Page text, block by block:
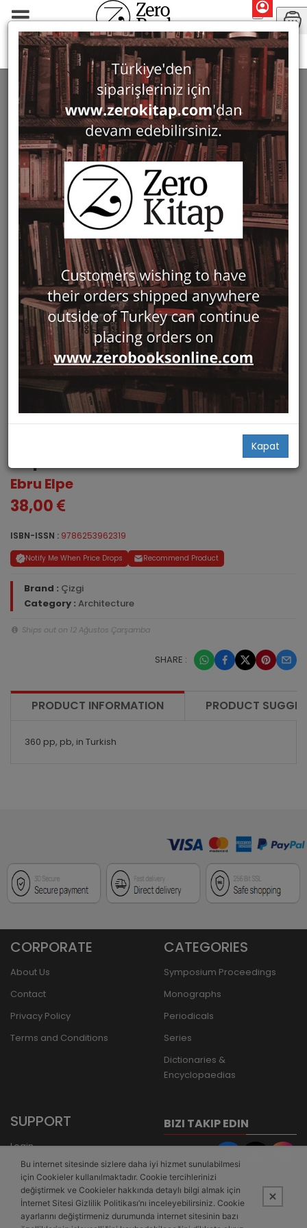
Kapat
Monographs Architecture
Ebru Elpe
38,00
ISBN-ISSN : 9786253962319
Notify Me When Price Drops Recommend Product
Brand : Çizgi
Category : Architecture
Ships out on 12 Ağustos Çarşamba
SHARE :
PRODUCT INFORMATION PRODUCT
360 pp, pb, in Turkish
CORPORATE
About Us
Contact
Privacy Policy
Terms and Conditions
CATEGORIES
Symposium Proceedings
Monographs
Periodicals
Series
Dictionaries &
Encyclopaedias
SUPPORT
Login
Register
Forgot Password
Bank Transfer
BIZI TAKIP EDIN
Bu internet sitesinde sizlere daha iyi hizmet sunulabilmesi
için Cookieler kullanılmaktadır. Cookie tercihlerinizi
değiştirmek ve Cookieler hakkında detaylı bilgi almak için
İnternet Sitesi Gizlilik Politikası’nı inceleyebilirsiniz. Cookie
ayarlarını değiştirmeniz durumunda internet sitesinin bazı